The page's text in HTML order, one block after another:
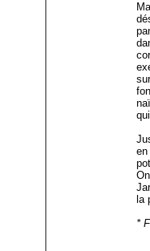
en
la
*